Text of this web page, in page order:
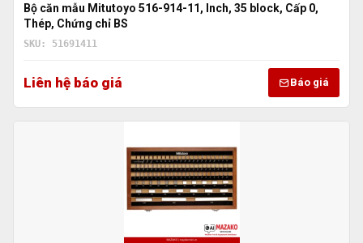
Bộ căn mẫu Mitutoyo 516-914-11, Inch, 35 block, Cấp 0,
Thép, Chứng chỉ BS
SKU: 51691411
Liên hệ báo giá Báo giá